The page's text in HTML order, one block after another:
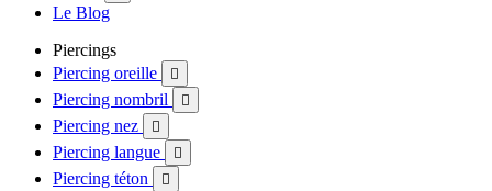
Le Blog
Piercings
Piercing oreille

Piercing nombril 
Piercing nez 
Piercing langue 
Piercing téton 